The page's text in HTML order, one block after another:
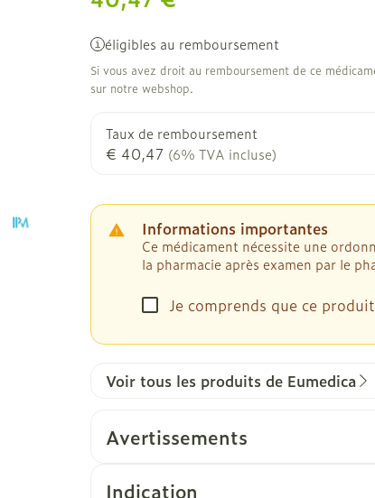
éligibles au remboursement
Si vous avez droit au remboursement de ce
sur notre webshop.
Taux de remboursement
€ 40,47 (6% TVA incluse)
Informations importantes
Ce médicament nécessite une
la pharmacie après examen par le
Je comprends que ce
Voir tous les produits de Eumedica
Avertissements
Indication